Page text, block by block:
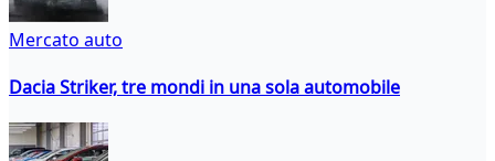
Mercato auto
Dacia Striker, tre mondi in una sola automobile